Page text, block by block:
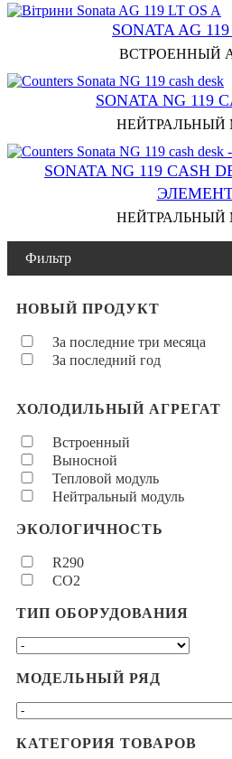
SONATA AG
ВСТРОЕННЫЙ
SONATA NG 119
НЕЙТРАЛЬНЫЙ
SONATA NG 119
НЕЙТРАЛЬНЫЙ
Фильтр
НОВЫЙ ПРОДУКТ
За последние три месяца
За последний год
ХОЛОДИЛЬНЫЙ АГРЕГАТ
Встроенный
Выносной
Тепловой модуль
Нейтральный модуль
ЭКОЛОГИЧНОСТЬ
R290
CO2
ТИП ОБОРУДОВАНИЯ
МОДЕЛЬНЫЙ РЯД
КАТЕГОРИЯ ТОВАРОВ